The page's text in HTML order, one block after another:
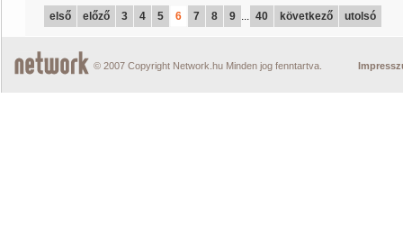
első előző 3 4 5 6 7 8 9 ... 40 következő utolsó
© 2007 Copyright Network.hu Minden jog fenntartva.